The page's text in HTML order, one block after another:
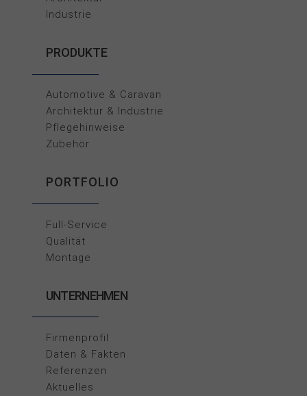
Industrie
PRODUKTE
Automotive & Caravan
Architektur & Industrie
Pflegehinweise
Zubehör
PORTFOLIO
Full-Service
Qualität
Montage
UNTERNEHMEN
Firmenprofil
Daten & Fakten
Referenzen
Aktuelles